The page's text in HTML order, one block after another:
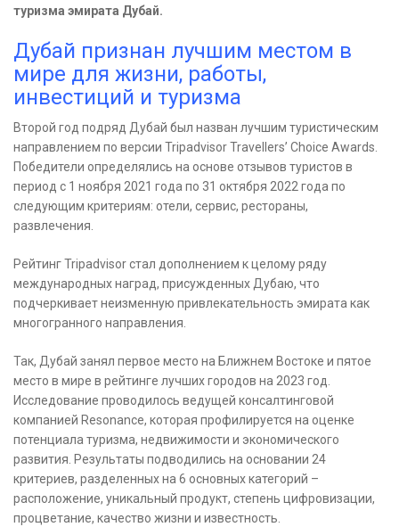
туризма эмирата Дубай.
Дубай признан лучшим местом в
мире для жизни, работы,
инвестиций и туризма
Второй год подряд Дубай был назван лучшим туристическим
направлением по версии Tripadvisor Travellers’ Choice Awards.
Победители определялись на основе отзывов туристов в
период с 1 ноября 2021 года по 31 октября 2022 года по
следующим критериям: отели, сервис, рестораны,
развлечения.
Рейтинг Tripadvisor стал дополнением к целому ряду
международных наград, присужденных Дубаю, что
подчеркивает неизменную привлекательность эмирата как
многогранного направления.
Так, Дубай занял первое место на Ближнем Востоке и пятое
место в мире в рейтинге лучших городов на 2023 год.
Исследование проводилось ведущей консалтинговой
компанией Resonance, которая профилируется на оценке
потенциала туризма, недвижимости и экономического
развития. Результаты подводились на основании 24
критериев, разделенных на 6 основных категорий –
расположение, уникальный продукт, степень цифровизации,
процветание, качество жизни и известность.